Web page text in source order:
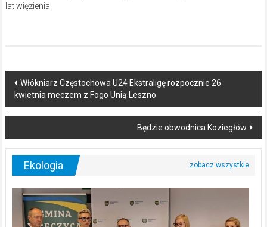
lat więzienia.
Post
navigation
Włókniarz Częstochowa U24 Ekstraligę rozpocznie 26
kwietnia meczem z Fogo Unią Leszno
Będzie obwodnica Koziegłów
Ekologia